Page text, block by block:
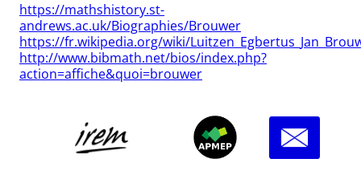
https://mathshistory.st-
andrews.ac.uk/Biographies/Brouwer
https://fr.wikipedia.org/wiki/
http://www.bibmath.net/bios/index.php?
action=affiche&quoi=brouwer